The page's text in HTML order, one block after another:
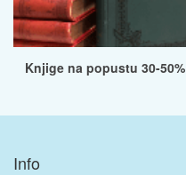
Knjige na popustu 30-50%
Info